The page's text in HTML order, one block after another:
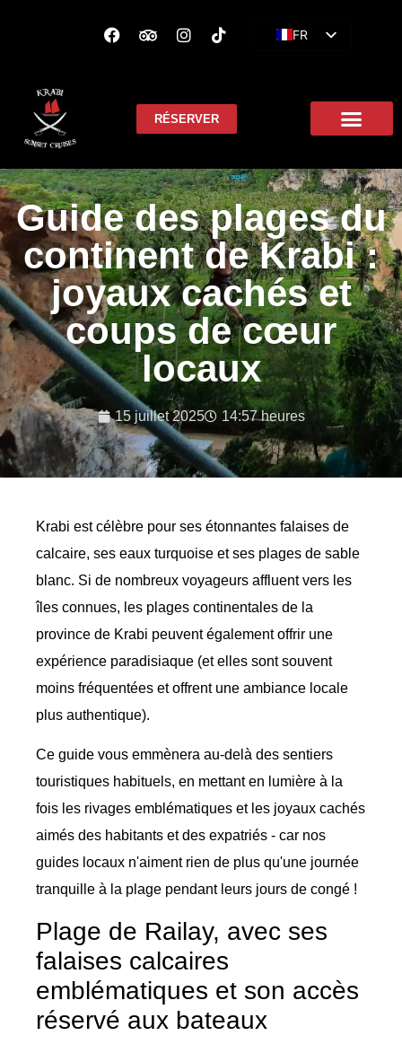
FR
RÉSERVER
Guide des plages du
continent de Krabi :
joyaux cachés et
coups de cœur
locaux
15 juillet 2025 14:57 heures
Krabi est célèbre pour ses étonnantes falaises de
calcaire, ses eaux turquoise et ses plages de sable
blanc. Si de nombreux voyageurs affluent vers les
îles connues, les plages continentales de la
province de Krabi peuvent également offrir une
expérience paradisiaque (et elles sont souvent
moins fréquentées et offrent une ambiance locale
plus authentique).
Ce guide vous emmènera au-delà des sentiers
touristiques habituels, en mettant en lumière à la
fois les rivages emblématiques et les joyaux cachés
aimés des habitants et des expatriés - car nos
guides locaux n'aiment rien de plus qu'une journée
tranquille à la plage pendant leurs jours de congé !
Plage de Railay, avec ses
falaises calcaires
emblématiques et son accès
réservé aux bateaux